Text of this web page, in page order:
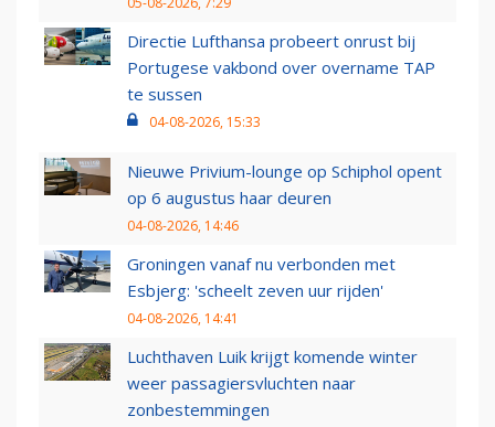
Directie Lufthansa probeert onrust bij
Portugese vakbond over overname TAP
te sussen
04-08-2026, 15:33
Nieuwe Privium-lounge op Schiphol opent
op 6 augustus haar deuren
04-08-2026, 14:46
Groningen vanaf nu verbonden met
Esbjerg: 'scheelt zeven uur rijden'
04-08-2026, 14:41
Luchthaven Luik krijgt komende winter
weer passagiersvluchten naar
zonbestemmingen